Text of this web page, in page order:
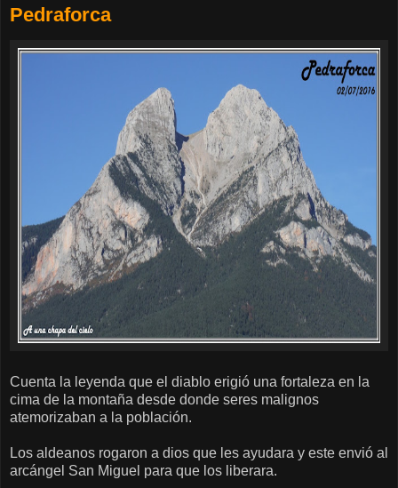
Pedraforca
Cuenta la leyenda que el diablo erigió una fortaleza en la
cima de la montaña desde donde seres malignos
atemorizaban a la población.
Los aldeanos rogaron a dios que les ayudara y este envió al
arcángel San Miguel para que los liberara.